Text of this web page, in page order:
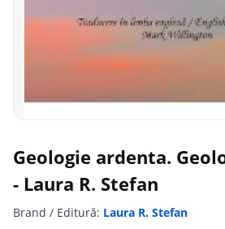
Geologie ardenta.
- Laura R. Stefan
Brand / Editură: Laura R. Stefan